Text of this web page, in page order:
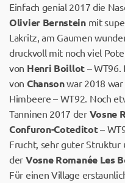
Einfach genial 2017 die
Olivier Bernsteinmit
Lakritz, am Gaumen
druckvoll mit noch viel
von Henri Boillot– WT96.
von Chansonwar 2018 war
Himbeere – WT92. Noch
Tanninen 2017 der Vosne
Confuron-Coteditot–
Frucht, sehr guter Struktur
der Vosne Romanée Les
Für einen Village